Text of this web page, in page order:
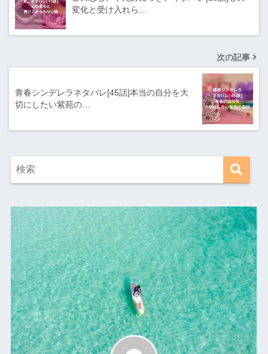
変化と受け入れら…
次の記事
青春シンデレラネタバレ[45話]本当の自分を大
切にしたい紫苑の…